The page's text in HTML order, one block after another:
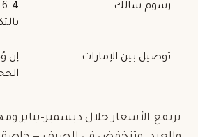
رسوم سالك
توصيل بين الإمارات
إن
ترتفع الأسعار خلال ديسمبر–يناير